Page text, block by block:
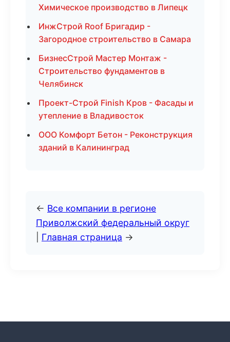
Химическое производство в Липецк
ИнжСтрой Roof Бригадир -
Загородное строительство в Самара
БизнесСтрой Мастер Монтаж -
Строительство фундаментов в
Челябинск
Проект-Строй Finish Кров - Фасады и
утепление в Владивосток
ООО Комфорт Бетон - Реконструкция
зданий в Калининград
← Все компании в регионе
Приволжский федеральный округ
Главная страница →